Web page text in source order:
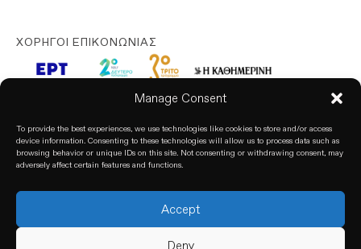
Manage Consent
To provide the best experiences, we use technologies like cookies to store and/or access
device information. Consenting to these technologies will allow us to process data such as
browsing behavior or unique IDs on this site. Not consenting or withdrawing consent, may
adversely affect certain features and functions.
Accept
Deny
ΧΟΡΗΓΟΊ ΕΠΙΚΟΝΩΝΊΑΣ
© 2026. All rights reserved. based on our